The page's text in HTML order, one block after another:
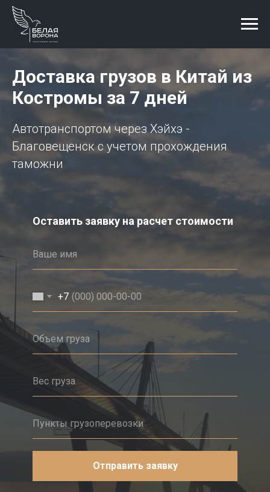
Доставка грузов в Китай из
Костромы за 7 дней
Автотранспортом через Хэйхэ -
Благовещенск с учетом прохождения
таможни
Оставить заявку на расчет стоимости
+7
Отправить заявку